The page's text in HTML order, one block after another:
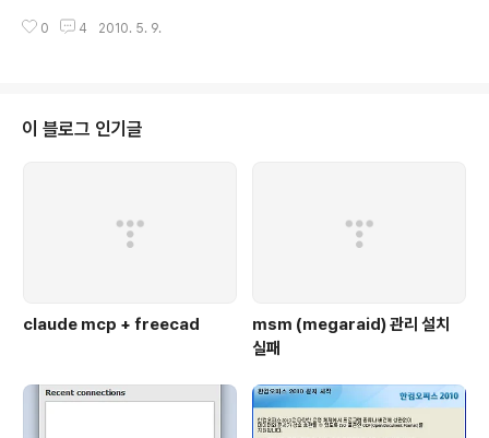
untu Firefox 에서 올리니 이미지당 3메가.. OTL 버그인
http://ubuntu.textcube.com/65] [링크 : 2010/02/05 - [Linux] - 쉘 스
0 4 2010. 5. 9.
이 블로그 인기글
claude mcp + freecad
msm (megaraid) 관리 설치
실패